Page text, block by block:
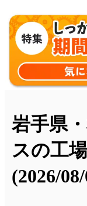
岩手県
スの工
(2026/